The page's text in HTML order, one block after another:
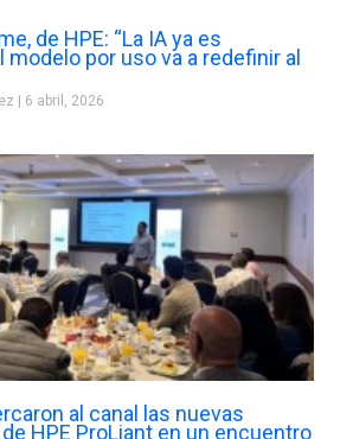
de HPE: “La IA ya es
por uso va a redefinir al
6 abril, 2026
al canal las nuevas
HPE ProLiant en un encuentro